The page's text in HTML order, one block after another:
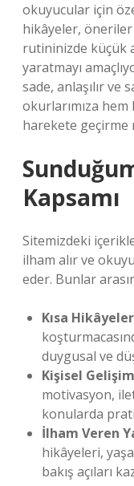
okuyucular için
hikâyeler,
rutininizde küçük
yaratmayı
sade, anlaşılır ve
okurlarımıza
harekete geçirme
Kapsamı
Sitemizdeki
ilham alır ve
eder. Bunlar
Kısa
duygusal ve
Kişisel
motivasyon,
konularda
İlham Veren
hikâyeleri,
bakış açıları